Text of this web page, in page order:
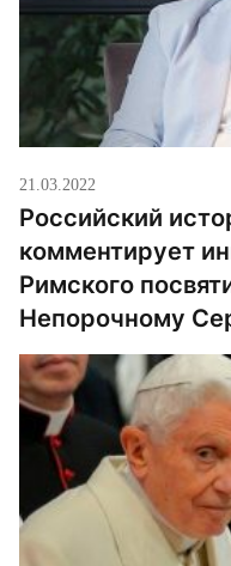
21.03.2022
Российский
комментирует
Римского
Непорочному